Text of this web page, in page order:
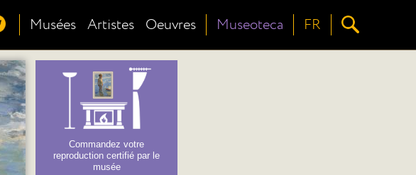
Musées Artistes Oeuvres Museoteca FR
Commandez votre
reproduction certifié par le
musée